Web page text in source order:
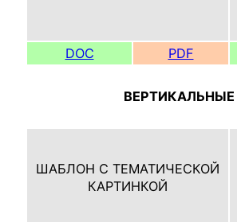
DOC PDF
ВЕРТИКАЛЬНЫЕ
ШАБЛОН С ТЕМАТИЧЕСКОЙ
КАРТИНКОЙ